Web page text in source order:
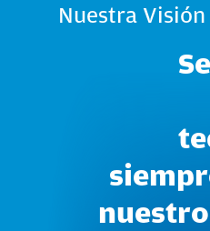
Nuestra Visión